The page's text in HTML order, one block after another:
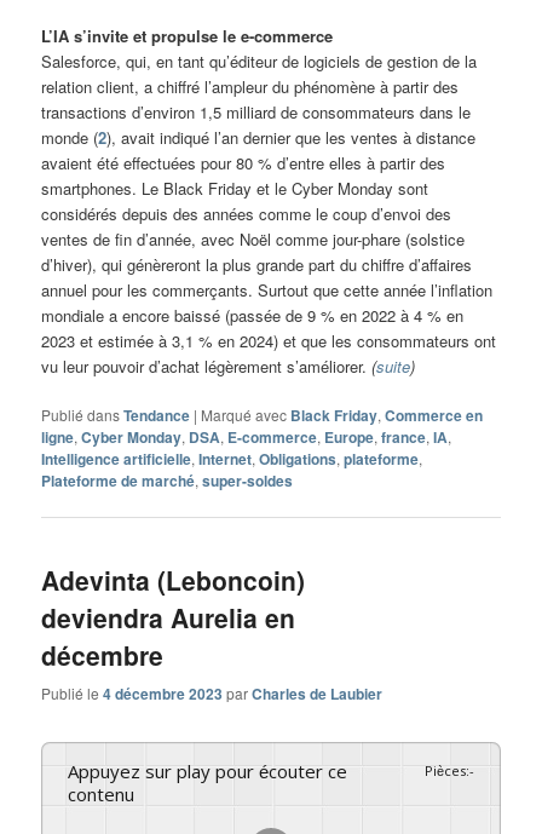
L’IA s’invite et propulse le e-commerce
Salesforce, qui, en tant qu’éditeur de logiciels de gestion de la
relation client, a chiffré l’ampleur du phénomène à partir des
transactions d’environ 1,5 milliard de consommateurs dans le
monde (2), avait indiqué l’an dernier que les ventes à distance
avaient été effectuées pour 80 % d’entre elles à partir des
smartphones. Le Black Friday et le Cyber Monday sont
considérés depuis des années comme le coup d’envoi des
ventes de fin d’année, avec Noël comme jour-phare (solstice
d’hiver), qui génèreront la plus grande part du chiffre d’affaires
annuel pour les commerçants. Surtout que cette année l’inflation
mondiale a encore baissé (passée de 9 % en 2022 à 4 % en
2023 et estimée à 3,1 % en 2024) et que les consommateurs ont
vu leur pouvoir d’achat légèrement s’améliorer.(suite)
Publié dansTendance | Marqué avec Black Friday,Commerce en
ligne,Cyber Monday, DSA, E-commerce, Europe,france,IA,
Intelligence artificielle,Internet,Obligations,plateforme,
Plateforme de marché,super-soldes
Adevinta (Leboncoin)
deviendra Aurelia en
décembre
Publié le4 décembre 2023 parCharles de Laubier
Appuyez sur play pour écouter ce
contenu
Pièces:-